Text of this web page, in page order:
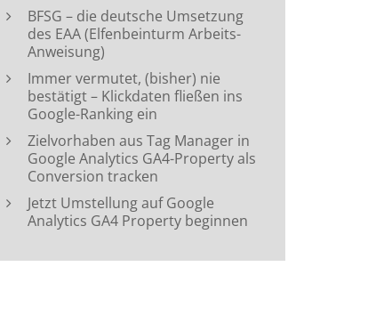
BFSG – die deutsche Umsetzung
des EAA (Elfenbeinturm Arbeits-
Anweisung)
Immer vermutet, (bisher) nie
bestätigt – Klickdaten fließen ins
Google-Ranking ein
Zielvorhaben aus Tag Manager in
Google Analytics GA4-Property als
Conversion tracken
Jetzt Umstellung auf Google
Analytics GA4 Property beginnen